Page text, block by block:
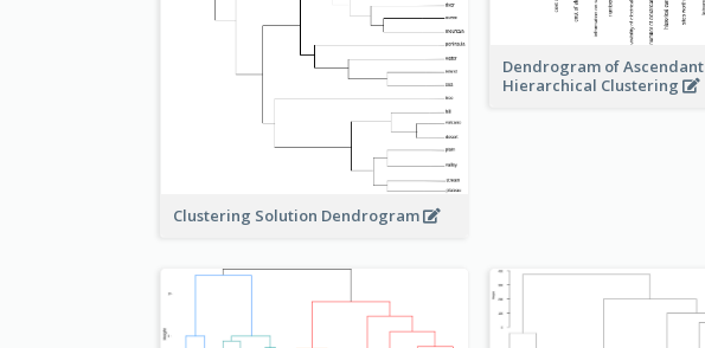
Clustering Solution Dendrogram
Dendrogram of Ascendant
Hierarchical Clustering